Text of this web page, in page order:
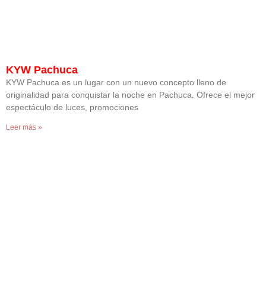
KYW Pachuca
KYW Pachuca es un lugar con un nuevo concepto lleno de
originalidad para conquistar la noche en Pachuca. Ofrece el mejor
espectáculo de luces, promociones
Leer más »